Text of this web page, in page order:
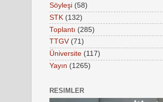
Söyleşi (58)
STK (132)
Toplantı (285)
TTGV (71)
Üniversite (117)
Yayın (1265)
RESIMLER